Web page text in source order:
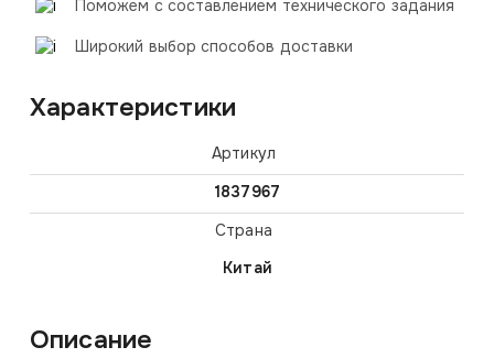
Поможем с составлением технического задания
Широкий выбор способов доставки
Характеристики
Артикул
1837967
Страна
Китай
Описание